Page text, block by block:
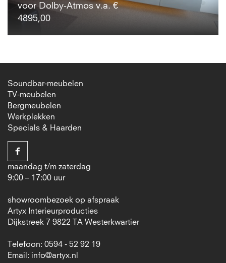
voor Dolby-Atmos v.a. €
4895,00
Soundbar-meubelen
TV-meubelen
Bergmeubelen
Werkplekken
Specials & Haarden
maandag t/m zaterdag
9:00 – 17:00 uur
showroombezoek op afspraak
Artyx Interieurproducties
Dijkstreek 7 9822 TA Westerkwartier
Telefoon: 0594 - 52 92 19
Email: info@artyx.nl